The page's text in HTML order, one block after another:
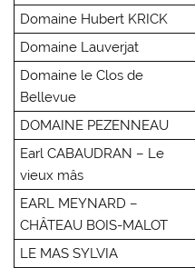
Domaine Hubert KRICK
Domaine Lauverjat
Domaine le Clos de
Bellevue
DOMAINE PEZENNEAU
Earl CABAUDRAN – Le
vieux mâs
EARL MEYNARD –
CHÂTEAU BOIS-MALOT
LE MAS SYLVIA